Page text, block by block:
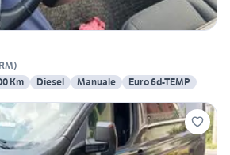
RM)
Km Diesel Manuale Euro 6d-TEMP